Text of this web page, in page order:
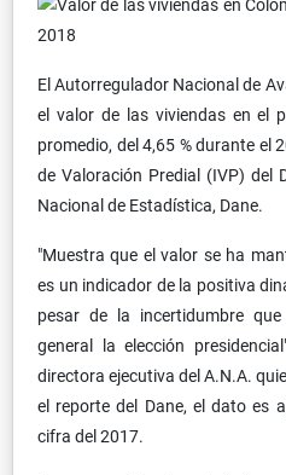
El Autorregulador Nacional de
el valor de las viviendas en el
promedio, del 4,65 % durante el
de Valoración Predial (IVP) del
Nacional de Estadística, Dane.
"Muestra que el valor se ha
es un indicador de la positiva
pesar de la incertidumbre
general la elección
directora ejecutiva del A.N.A.
el reporte del Dane, el dato es
cifra del 2017.